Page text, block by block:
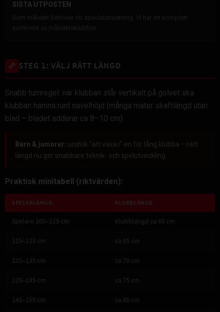
SISTA UTPOSTEN
Som målvakt behöver du specialutrustning. Vi har ett komplett
sortiment av målvaktsklubbor.
📏 STEG 1: VÄLJ RÄTT LÄNGD
Snabb tumregel: när klubban står vertikalt på golvet ska
klubban hamna runt navelhöjd (många mäter skaftlängd utan
blad – bladet adderar ca 8–10 cm).
Barn & juniorer: undvik "att växa i" en för lång klubba – rätt
längd nu ger snabbare teknik- och spelutveckling.
Praktisk minitabell (riktvärden):
SPELARLÄNGD KLUBBLÄNGD
Spelare 105–115 cm klubblängd ca 60 cm
115–125 cm ca 65 cm
125–135 cm ca 70 cm
135–145 cm ca 75 cm
145–155 cm ca 80 cm